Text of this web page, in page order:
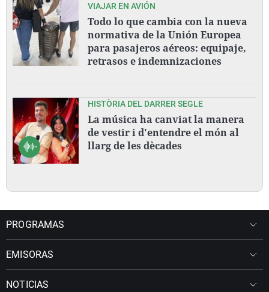
VIAJAR EN AVIÓN
Todo lo que cambia con la nueva
normativa de la Unión Europea
para pasajeros aéreos: equipaje,
retrasos e indemnizaciones
HISTÒRIA DEL DARRER SEGLE
La música ha canviat la manera
de vestir i d'entendre el món al
llarg de les dècades
PROGRAMAS
EMISORAS
NOTICIAS